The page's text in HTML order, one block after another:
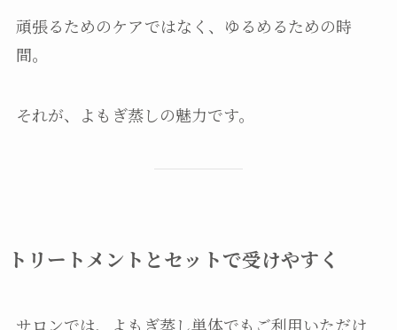
頑張るためのケアではなく、ゆるめるための時
間。
それが、よもぎ蒸しの魅力です。
トリートメントとセットで受けやすく
サロンでは、よもぎ蒸し単体でもご利用いただけ